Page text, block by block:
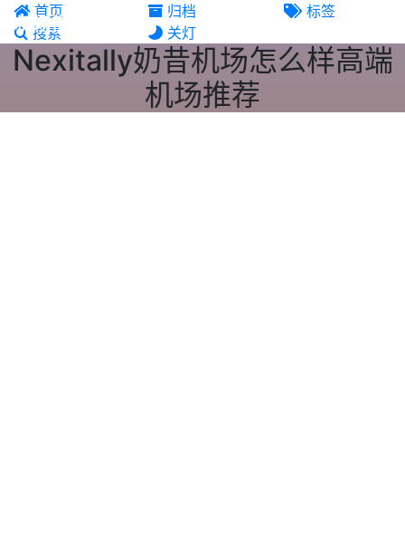
机场推荐
首页 归档
标签
搜索
关灯
Nexitally奶昔机场怎么样高端
机场推荐